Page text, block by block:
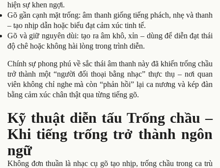
hiện sự khen ngợi.
Gõ gần cạnh mặt trống: âm thanh giống tiếng phách, nhẹ và thanh
– tạo nhịp dẫn hoặc biểu đạt cảm xúc tinh tế.
Gõ và giữ nguyên dùi: tạo ra âm khô, xỉn – dùng để diễn đạt thái
độ chê hoặc không hài lòng trong trình diễn.
Chính sự phong phú về sắc thái âm thanh này đã khiến trống chầu
trở thành một “người đối thoại bằng nhạc” thực thụ – nơi quan
viên không chỉ nghe mà còn “phản hồi” lại ca nương và kép đàn
bằng cảm xúc chân thật qua từng tiếng gõ.
Kỹ thuật diễn tấu Trống chầu –
Khi tiếng trống trở thành ngôn
ngữ
Không đơn thuần là nhạc cụ gõ tạo nhịp, trống chầu trong ca trù